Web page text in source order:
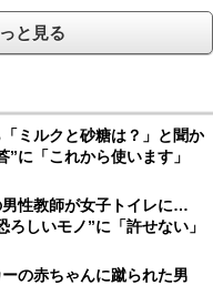
と見る
「ミルクと砂糖は？」と聞か
「これから使います」
男性教師が女子トイレに…
しいモノ”に「許せない」
の赤ちゃんに蹴られた男